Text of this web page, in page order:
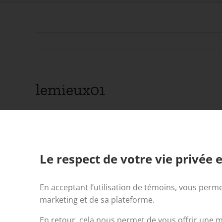
lemieux01
Le respect de votre vie privée
En acceptant l’utilisation de témoins, vous
marketing et de sa plateforme.